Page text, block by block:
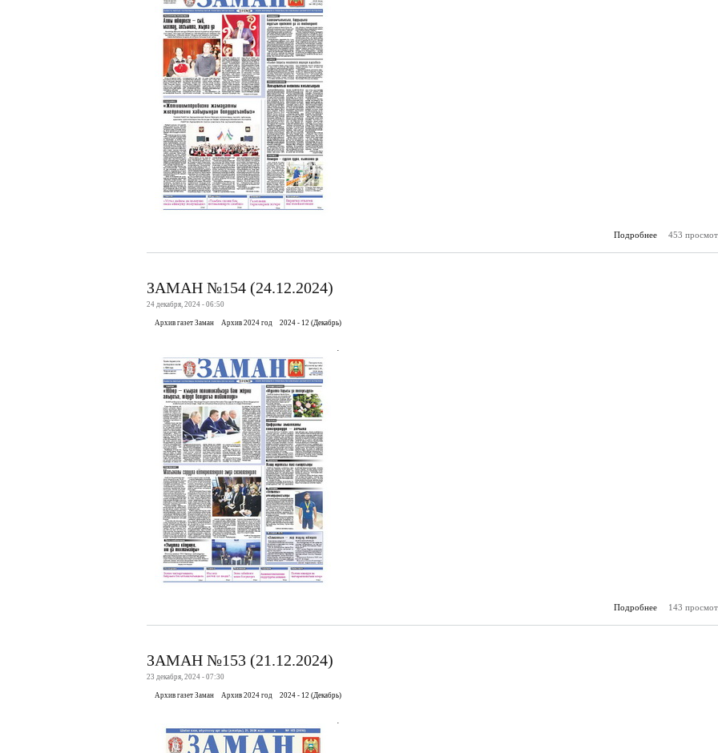
Подробнее
о
453
ЗАМАН №154 (24.12.2024)
24 декабря, 2024 - 06:50
Архив газет Заман Архив 2024 год 2024 - 12 (Декабрь)
Подробнее
о
143
ЗАМАН №153 (21.12.2024)
23 декабря, 2024 - 07:30
Архив газет Заман Архив 2024 год 2024 - 12 (Декабрь)
.